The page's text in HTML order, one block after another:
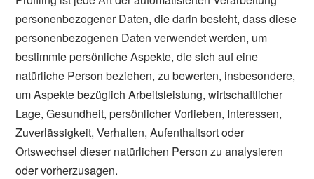
personenbezogener Daten, die darin besteht, dass diese
personenbezogenen Daten verwendet werden, um
bestimmte persönliche Aspekte, die sich auf eine
natürliche Person beziehen, zu bewerten, insbesondere,
um Aspekte bezüglich Arbeitsleistung, wirtschaftlicher
Lage, Gesundheit, persönlicher Vorlieben, Interessen,
Zuverlässigkeit, Verhalten, Aufenthaltsort oder
Ortswechsel dieser natürlichen Person zu analysieren
oder vorherzusagen.